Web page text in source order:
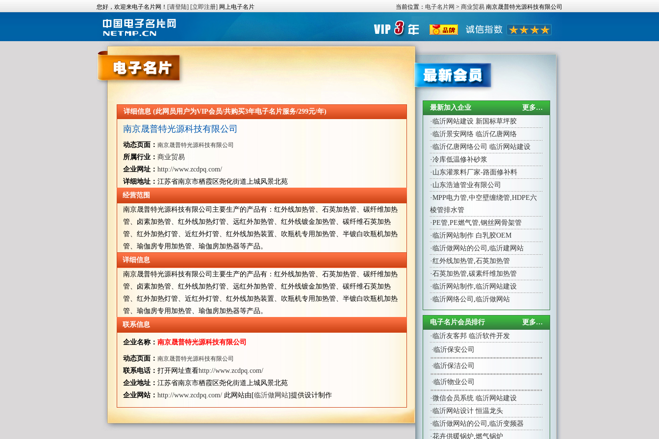
您好，欢迎来电子名片网！ [请登陆] [立即注册] 网上电子名片 当前位置： 电子名片网 > 商业贸易 南京晟普特光源科技有限公司
详细信息 (此网员用户为VIP会员/共购买3年电子名片服务/299元/年)
南京晟普特光源科技有限公司
动态页面： 南京晟普特光源科技有限公司
所属行业： 商业贸易
企业网址： http://www.zcdpq.com/
详细地址： 江苏省南京市栖霞区尧化街道上城风景北苑
经营范围
南京晟普特光源科技有限公司主要生产的产品有：红外线加热管、石英加热管、碳纤维加热
管、卤素加热管、红外线加热灯管、远红外加热管、红外线镀金加热管、碳纤维石英加热
管、红外加热灯管、近红外灯管、红外线加热装置、吹瓶机专用加热管、半镀白吹瓶机加热
管、瑜伽房专用加热管、瑜伽房加热器等产品。
详细信息
南京晟普特光源科技有限公司主要生产的产品有：红外线加热管、石英加热管、碳纤维加热
管、卤素加热管、红外线加热灯管、远红外加热管、红外线镀金加热管、碳纤维石英加热
管、红外加热灯管、近红外灯管、红外线加热装置、吹瓶机专用加热管、半镀白吹瓶机加热
管、瑜伽房专用加热管、瑜伽房加热器等产品。
联系信息
企业名称： 南京晟普特光源科技有限公司
动态页面： 南京晟普特光源科技有限公司
联系电话： 打开网址查看http://www.zcdpq.com/
企业地址： 江苏省南京市栖霞区尧化街道上城风景北苑
企业网站： http://www.zcdpq.com/ 此网站由[临沂做网站]提供设计制作
最新加入企业
更多…
·临沂网站建设 新国标草坪胶
·临沂景安网络 临沂亿唐网络
·临沂亿唐网络公司 临沂网站建设
·冷库低温修补砂浆
· 山东灌浆料厂家-路面修补料
· 山东浩迪管业有限公司
·MPP电力管,中空壁缠绕管,HDPE六
棱管排水管
·PE管,PE燃气管,钢丝网骨架管
·临沂网站制作 白乳胶OEM
·临沂做网站的公司 ,临沂建网站
·红外线加热管,石英加热管
·石英加热管,碳素纤维加热管
·临沂网站制作,临沂网站建设
·临沂网络公司 ,临沂做网站
电子名片会员排行
更多…
·临沂友客邦 临沂软件开发
·临沂保安公司
·临沂保洁公司
·临沂物业公司
·微信会员系统 临沂网站建设
·临沂网站设计 恒温龙头
·临沂做网站的公司 ,临沂变频器
·花卉供暖锅炉,燃气锅炉